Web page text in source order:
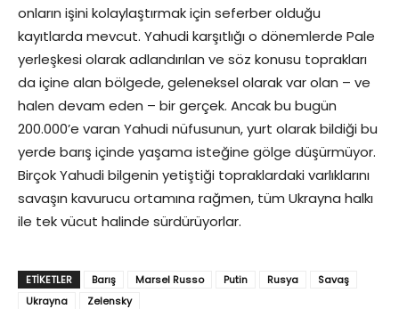
onların işini kolaylaştırmak için seferber olduğu
kayıtlarda mevcut. Yahudi karşıtlığı o dönemlerde Pale
yerleşkesi olarak adlandırılan ve söz konusu toprakları
da içine alan bölgede, geleneksel olarak var olan – ve
halen devam eden – bir gerçek. Ancak bu bugün
200.000’e varan Yahudi nüfusunun, yurt olarak bildiği bu
yerde barış içinde yaşama isteğine gölge düşürmüyor.
Birçok Yahudi bilgenin yetiştiği topraklardaki varlıklarını
savaşın kavurucu ortamına rağmen, tüm Ukrayna halkı
ile tek vücut halinde sürdürüyorlar.
ETIKETLER Barış Marsel Russo Putin Rusya
Savaş
Ukrayna
Zelensky